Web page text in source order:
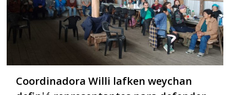
Coordinadora Willi lafken weychan